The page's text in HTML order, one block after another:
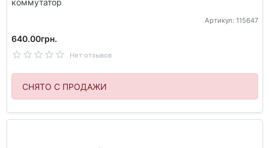
Артикул: 115647
640.00грн.
Нет отзывов
СНЯТО С ПРОДАЖИ